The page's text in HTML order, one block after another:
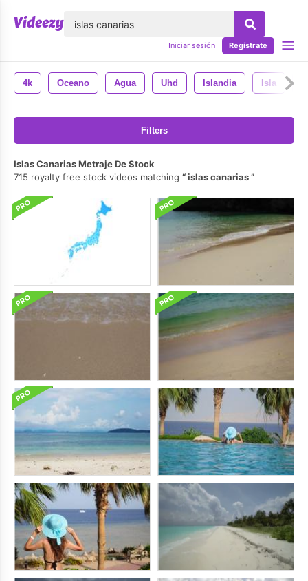
Iniciar sesión Regístrate
4k Oceano Agua Uhd Islandia Isla
Filters
Islas Canarias Metraje De Stock
715 royalty free stock videos matching
islas canarias